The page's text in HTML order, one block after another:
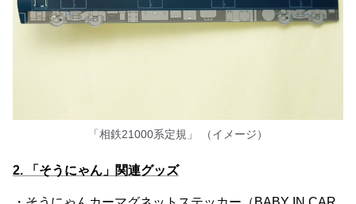
「相鉄21000系定規」 （イメージ）
2. 「そうにゃん」関連グッズ